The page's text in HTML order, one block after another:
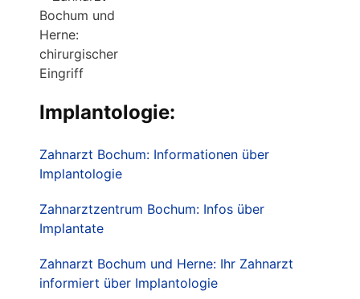
Implantologie:
Zahnarzt Bochum: Informationen über
Implantologie
Zahnarztzentrum Bochum: Infos über
Implantate
Zahnarzt Bochum und Herne: Ihr Zahnarzt
informiert über Implantologie